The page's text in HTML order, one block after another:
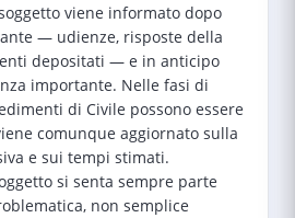
viene informato dopo
— udienze, risposte della
depositati — e in anticipo
importante. Nelle fasi di
di Civile possono essere
comunque aggiornato sulla
e sui tempi stimati.
si senta sempre parte
non semplice